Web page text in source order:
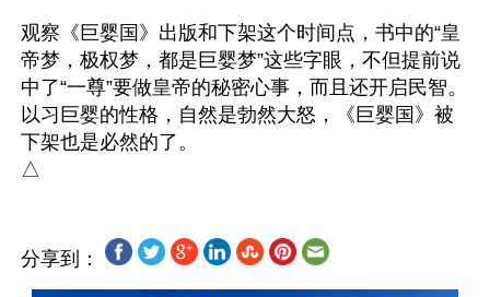
观察《巨婴国》出版和下架这个时间点，书中的“皇
帝梦，极权梦，都是巨婴梦”这些字眼，不但提前说
中了“一尊”要做皇帝的秘密心事，而且还开启民智。
以习巨婴的性格，自然是勃然大怒，《巨婴国》被
下架也是必然的了。
分享到：